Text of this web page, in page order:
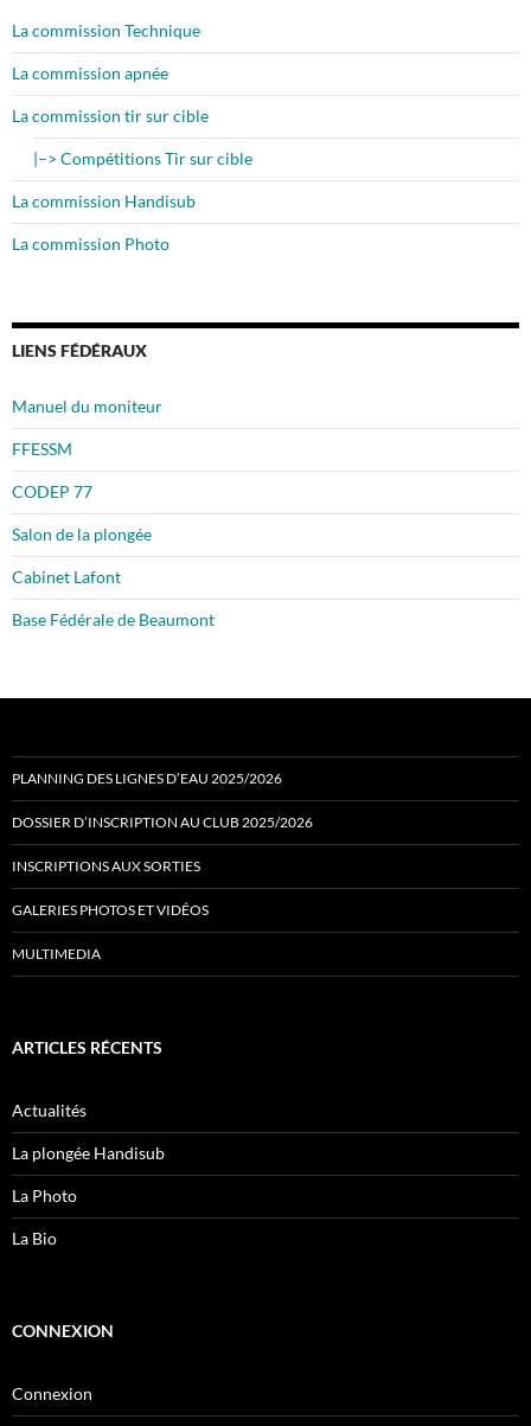
La commission Technique
La commission apnée
La commission tir sur cible
|–> Compétitions Tir sur cible
La commission Handisub
La commission Photo
LIENS FÉDÉRAUX
Manuel du moniteur
FFESSM
CODEP 77
Salon de la plongée
Cabinet Lafont
Base Fédérale de Beaumont
PLANNING DES LIGNES D’EAU 2025/2026
DOSSIER D’INSCRIPTION AU CLUB 2025/2026
INSCRIPTIONS AUX SORTIES
GALERIES PHOTOS ET VIDÉOS
MULTIMEDIA
ARTICLES RÉCENTS
Actualités
La plongée Handisub
La Photo
La Bio
CONNEXION
Connexion